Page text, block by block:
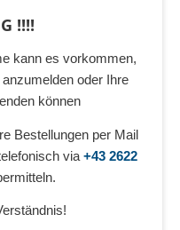
!!!!
kann es vorkommen,
oder Ihre
können
Bestellungen per Mail
via +43 2622